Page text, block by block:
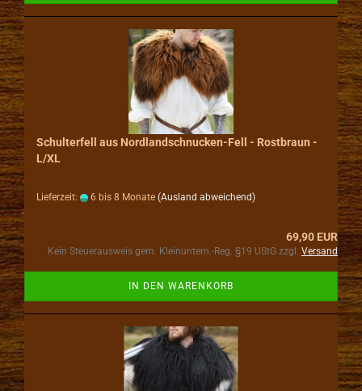
Schulterfell aus Nordlandschnucken-Fell - Rostbraun -
L/XL
Lieferzeit: 6 bis 8 Monate (Ausland abweichend)
69,90 EUR
Kein Steuerausweis gem. Kleinuntern.-Reg. §19 UStG zzgl. Versand
IN DEN WARENKORB